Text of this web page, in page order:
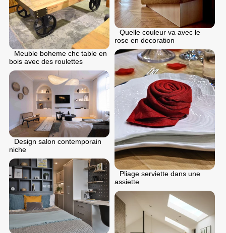
Quelle couleur va avec le
rose en decoration
Meuble boheme chc table en
bois avec des roulettes
Pliage serviette dans une
assiette
Design salon contemporain
niche